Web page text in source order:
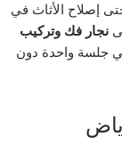
إصلاح الأثاث في
نجار فك وتركيب
جلسة واحدة دون